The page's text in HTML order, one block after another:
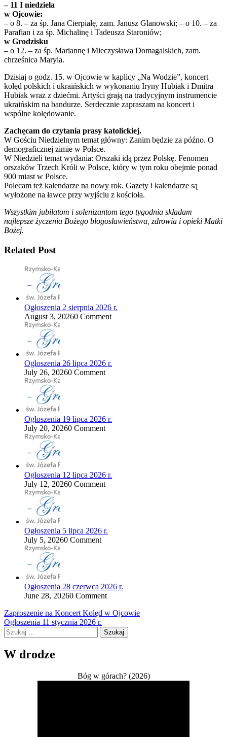
– 11 I niedziela
w Ojcowie:
– o 8. – za śp. Jana Cierpiałę, zam. Janusz Glanowski; – o 10. – za
Parafian i za śp. Michalinę i Tadeusza Staroniów;
w Grodzisku
– o 12. – za śp. Mariannę i Mieczysława Domagalskich, zam.
chrześnica Maryla.
Dzisiaj o godz. 15. w Ojcowie w kaplicy „Na Wodzie”, koncert
kolęd polskich i ukraińskich w wykonaniu Iryny Hubiak i Dmitra
Hubiak wraz z dziećmi. Artyści grają na tradycyjnym instrumencie
ukraińskim na bandurze. Serdecznie zapraszam na koncert i
wspólne kolędowanie.
Zachęcam do czytania prasy katolickiej.
W Gościu Niedzielnym temat główny: Zanim będzie za późno. O
demograficznej zimie w Polsce.
W Niedzieli temat wydania: Orszaki idą przez Polskę. Fenomen
orszaków Trzech Króli w Polsce, który w tym roku obejmie ponad
900 miast w Polsce.
Polecam też kalendarze na nowy rok. Gazety i kalendarze są
wyłożone na ławce przy wyjściu z kościoła.
Wszystkim jubilatom i solenizantom tego tygodnia składam
najlepsze życzenia Bożego błogosławieństwa, zdrowia i opieki Matki
Bożej.
Related Post
Ogłoszenia 2 sierpnia 2026 r.
August 3, 20260 Comment
Ogłoszenia 26 lipca 2026 r.
July 26, 20260 Comment
Ogłoszenia 19 lipca 2026 r.
July 20, 20260 Comment
Ogłoszenia 12 lipca 2026 r.
July 12, 20260 Comment
Ogłoszenia 5 lipca 2026 r.
July 5, 20260 Comment
Ogłoszenia 28 czerwca 2026 r.
June 28, 20260 Comment
Nawigacja
wpisu
Zaproszenie na Koncert Kolęd w Ojcowie
Ogłoszenia 11 stycznia 2026 r.
Szukaj:
W drodze
Bóg w górach? (2026)